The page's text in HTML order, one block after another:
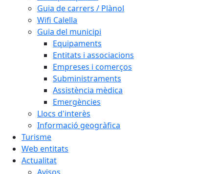
Guia de carrers / Plànol
Wifi Calella
Guia del municipi
Equipaments
Entitats i associacions
Empreses i comerços
Subministraments
Assistència mèdica
Emergències
Llocs d'interès
Informació geogràfica
Turisme
Web entitats
Actualitat